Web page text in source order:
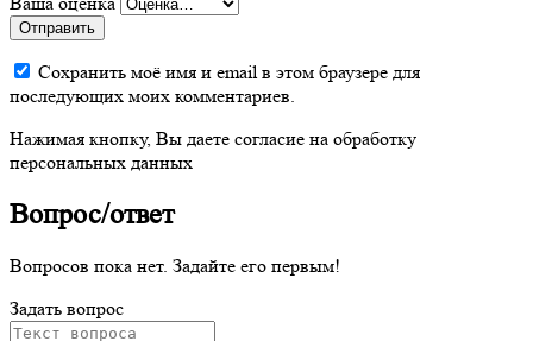
Отправить
Сохранить моё имя и email в этом браузере для
последующих моих комментариев.
Нажимая кнопку, Вы даете согласие на обработку
персональных данных
Вопрос/ответ
Вопросов пока нет. Задайте его первым!
Задать вопрос